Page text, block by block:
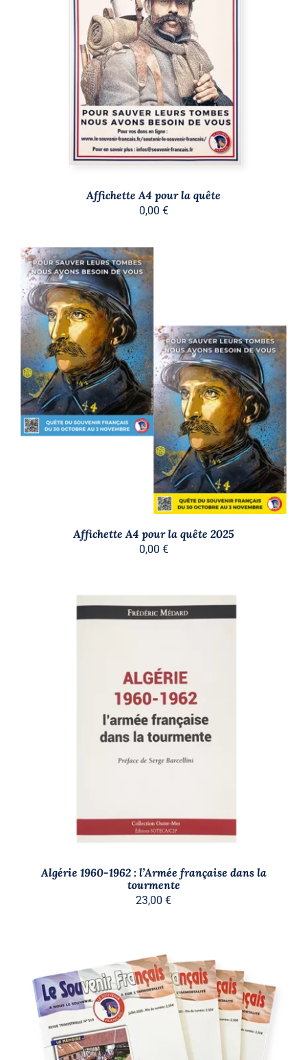
AJOUTER AU PANIER
Affichette A4 pour la quête
0,00 €
AJOUTER AU PANIER
DÉTAILS
Affichette A4 pour la quête 2025
0,00 €
AJOUTER AU PANIER
/
Algérie 1960-1962 : l’Armée française dans la
tourmente
23,00 €